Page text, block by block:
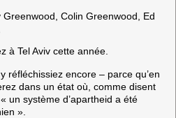
Colin Greenwood, Ed
à Tel Aviv cette année.
réfléchissiez encore – parce qu’en
dans un état où, comme disent
un système d’apartheid a été
».